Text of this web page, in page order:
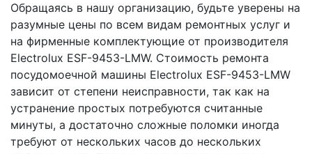
Обращаясь в нашу организацию, будьте уверены на
разумные цены по всем видам ремонтных услуг и
на фирменные комплектующие от производителя
Electrolux ESF-9453-LMW. Стоимость ремонта
посудомоечной машины Electrolux ESF-9453-LMW
зависит от степени неисправности, так как на
устранение простых потребуются считанные
минуты, а достаточно сложные поломки иногда
требуют от нескольких часов до нескольких